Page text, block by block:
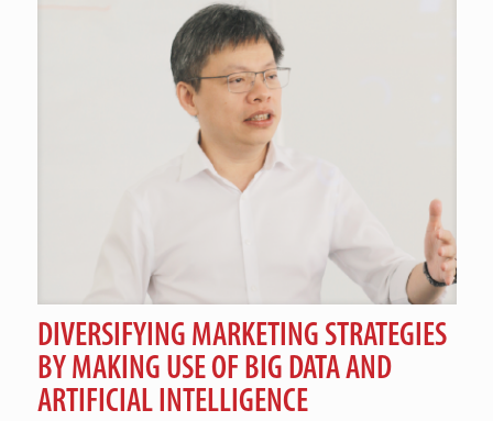
DIVERSIFYING MARKETING STRATEGIES
BY MAKING USE OF BIG DATA AND
ARTIFICIAL INTELLIGENCE